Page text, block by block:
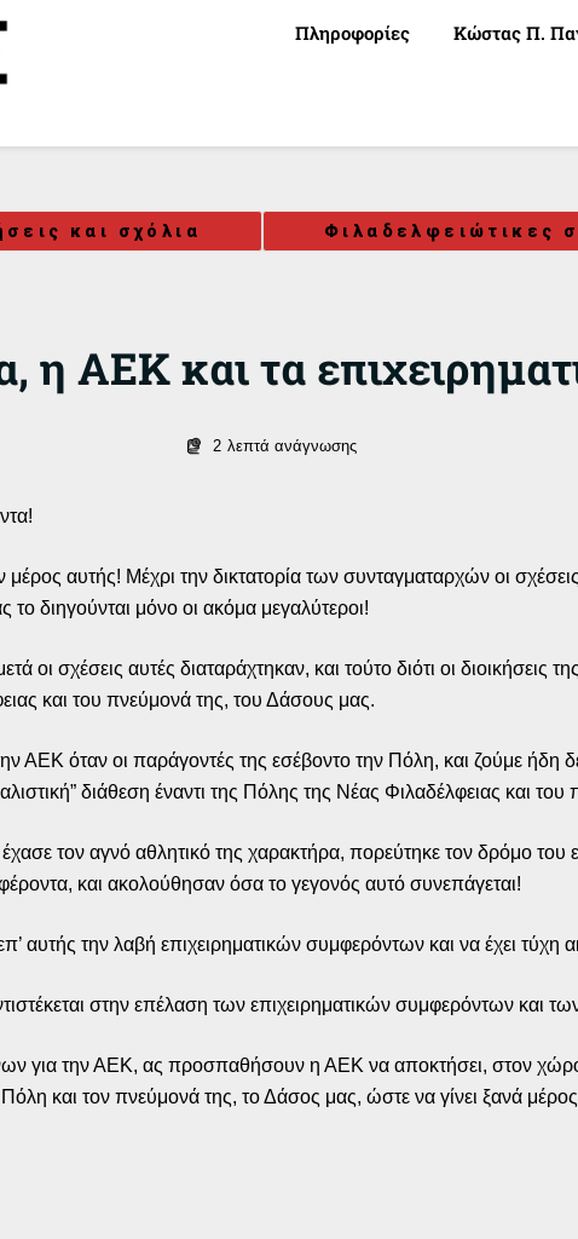
Πληροφορίες Κώστας Π.
και σχόλια Φιλαδελφειώτικες
η ΑΕΚ και τα
2 λεπτά ανάγνωσης
αυτής! Μέχρι την δικτατορία των συνταγματαρχών οι
διηγούνται μόνο οι ακόμα μεγαλύτεροι!
οι σχέσεις αυτές διαταράχτηκαν, και τούτο διότι οι διοικήσεις
και του πνεύμονά της, του Δάσους μας.
ΑΕΚ όταν οι παράγοντές της εσέβοντο την Πόλη, και ζούμε ήδη
διάθεση έναντι της Πόλης της Νέας Φιλαδέλφειας και
τον αγνό αθλητικό της χαρακτήρα, πορεύτηκε τον δρόμο
και ακολούθησαν όσα το γεγονός αυτό συνεπάγεται!
αυτής την λαβή επιχειρηματικών συμφερόντων και να έχει τύχη
στην επέλαση των επιχειρηματικών συμφερόντων και
για την ΑΕΚ, ας προσπαθήσουν η ΑΕΚ να αποκτήσει, στον
και τον πνεύμονά της, το Δάσος μας, ώστε να γίνει ξανά